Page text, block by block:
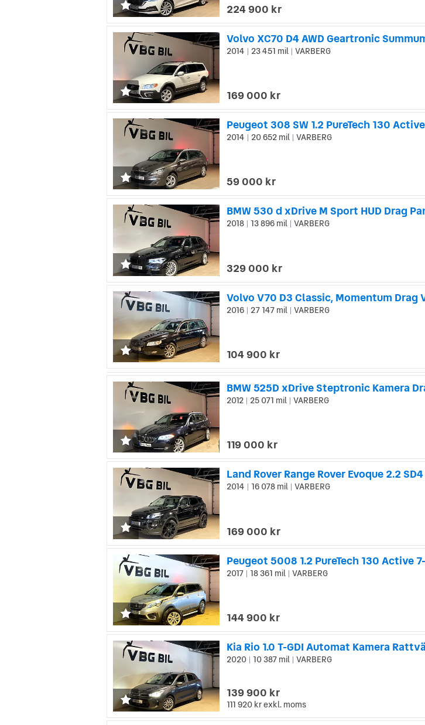
224 900 kr
Volvo XC70 D4 AWD Geartronic
2014 23 451 mil VARBERG
169 000 kr
Peugeot 308 SW 1.2 PureTech 130
2014 20 652 mil VARBERG
59 000 kr
BMW 530 d xDrive M Sport HUD Drag
2018 13 896 mil VARBERG
329 000 kr
Volvo V70 D3 Classic, Momentum
2016 27 147 mil VARBERG
104 900 kr
BMW 525D xDrive Steptronic Kamera
2012 25 071 mil VARBERG
119 000 kr
2014 16 078 mil VARBERG
169 000 kr
Peugeot 5008 1.2 PureTech 130 Active
2017 18 361 mil VARBERG
144 900 kr
Kia Rio 1.0 T-GDI Automat Kamera
2020 10 387 mil VARBERG
139 900 kr
111 920 krexkl. moms